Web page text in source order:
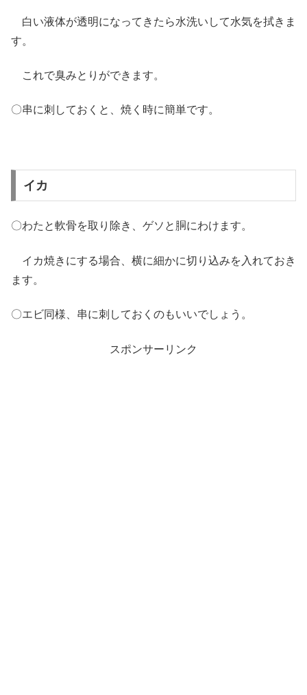
白い液体が透明になってきたら水洗いして水気を拭きま
す。
これで臭みとりができます。
〇串に刺しておくと、焼く時に簡単です。
イカ
〇わたと軟骨を取り除き、ゲソと胴にわけます。
イカ焼きにする場合、横に細かに切り込みを入れておき
ます。
〇エビ同様、串に刺しておくのもいいでしょう。
スポンサーリンク